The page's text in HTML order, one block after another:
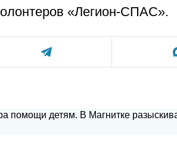
«Легион-СПАС».